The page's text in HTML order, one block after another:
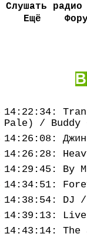
Слушать радио
Ещё
В
14:22:34:
Pale) / Buddy
14:26:08:
14:26:28:
14:29:45: By
14:34:51:
14:38:54: DJ /
14:39:13:
14:43:14: